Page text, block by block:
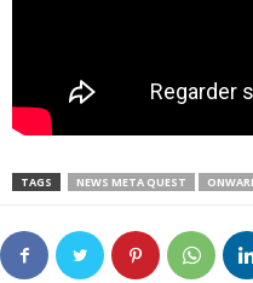
TAGS NEWS META QUEST